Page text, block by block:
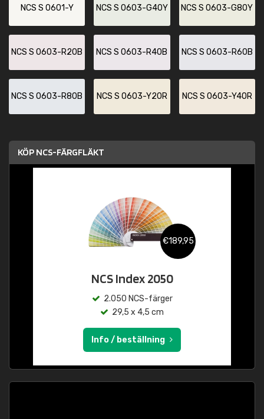
NCS S 0601-Y NCS S 0603-G40Y NCS S 0603-G80Y
NCS S 0603-R20B NCS S 0603-R40B NCS S 0603-R60B
NCS S 0603-R80B NCS S 0603-Y20R NCS S 0603-Y40R
KÖP NCS-FÄRGFLÄKT
€189,95
NCS Index 2050
2.050 NCS-färger
29,5 x 4,5 cm
Info / beställning